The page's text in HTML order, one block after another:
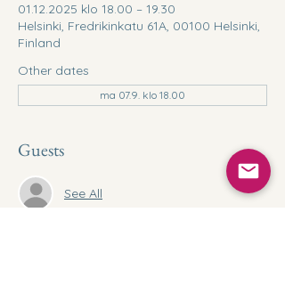
01.12.2025 klo 18.00 – 19.30
Helsinki, Fredrikinkatu 61A, 00100 Helsinki,
Finland
Other dates
ma 07.9. klo 18.00
Guests
See All